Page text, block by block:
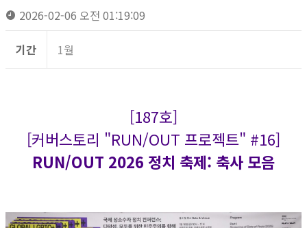
2026-02-06 오전 01:19:09
기간 1월
[187호]
[커버스토리 "RUN/OUT 프로젝트" #16]
RUN/OUT 2026 정치 축제: 축사 모음